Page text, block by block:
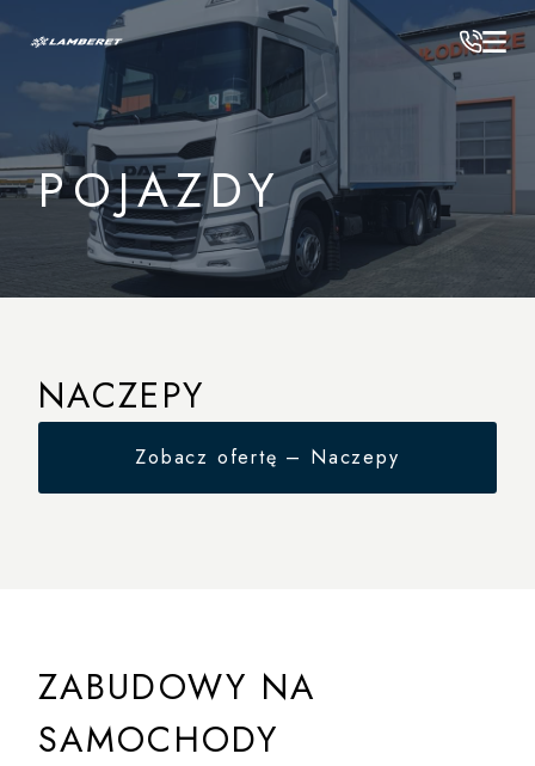
LAMBERET/Pojazdy
POJAZDY
NACZEPY
Naczepa Lamberet GreenLiner
Zobacz ofertę – Naczepy
ZABUDOWY NA
SAMOCHODY